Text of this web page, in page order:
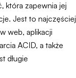
która zapewnia jej
Jest to najczęściej
web, aplikacji
ACID, a także
długie